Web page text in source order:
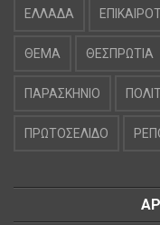
ΕΛΛΑΔΑ
ΘΕΜΑ ΘΕΣΠΡΩΤΙΑ
ΠΑΡΑΣΚΗΝΙΟ
ΠΡΩΤΟΣΕΛΙΔΟ